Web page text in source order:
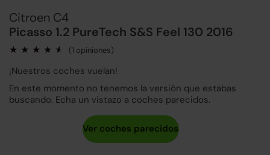
Citroen C4
Picasso 1.2 PureTech S&S Feel 130 2016
(1 opiniones)
¡Nuestros coches vuelan!
En este momento no tenemos la versión que estabas
buscando. Echa un vistazo a coches parecidos.